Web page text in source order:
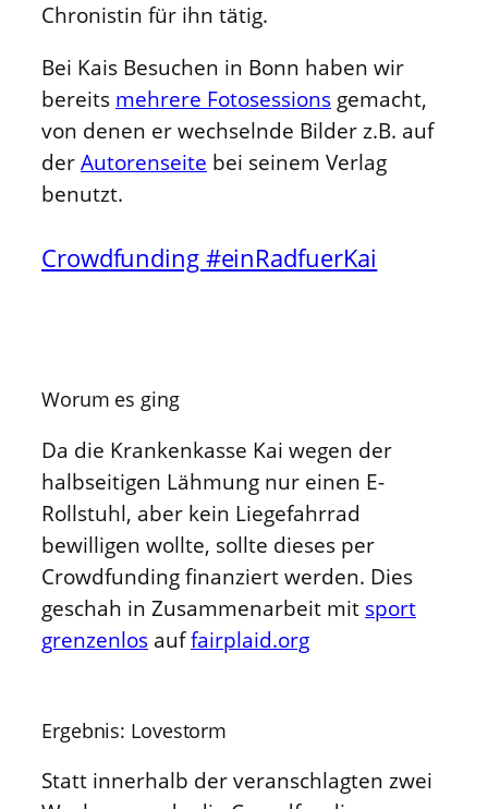
Chronistin für ihn tätig.
Bei Kais Besuchen in Bonn haben wir
bereits mehrere Fotosessions gemacht,
von denen er wechselnde Bilder z.B. auf
der Autorenseite bei seinem Verlag
benutzt.
Crowdfunding #einRadfuerKai
Worum es ging
Da die Krankenkasse Kai wegen der
halbseitigen Lähmung nur einen E-
Rollstuhl, aber kein Liegefahrrad
bewilligen wollte, sollte dieses per
Crowdfunding finanziert werden. Dies
geschah in Zusammenarbeit mit sport
grenzenlos auffairplaid.org
Ergebnis: Lovestorm
Statt innerhalb der veranschlagten zwei